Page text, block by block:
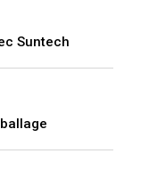
Suntech